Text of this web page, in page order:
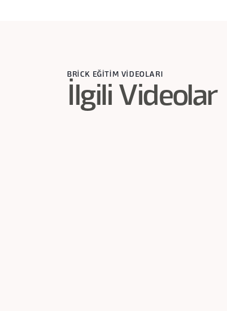
BRİCK EĞİTİM VİDEOLARI
İlgili Videolar